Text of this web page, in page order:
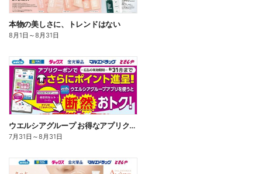
本物の美しさに、トレンドはない
8月1日 ～8月31日
ウエルシアグループ お得なアプリクーポン
7月31日 ～8月31日